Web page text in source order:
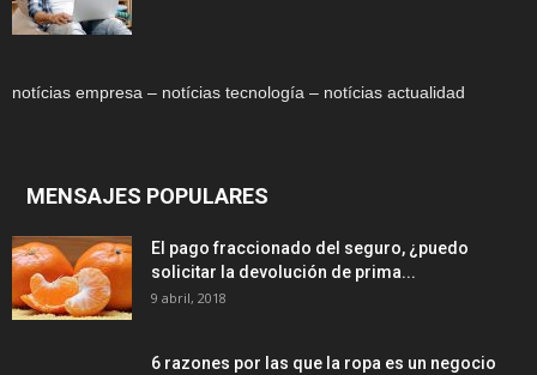
notícias empresa – notícias tecnología – notícias actualidad
MENSAJES POPULARES
El pago fraccionado del seguro, ¿puedo
solicitar la devolución de prima...
9 abril, 2018
6 razones por las que la ropa es un negocio